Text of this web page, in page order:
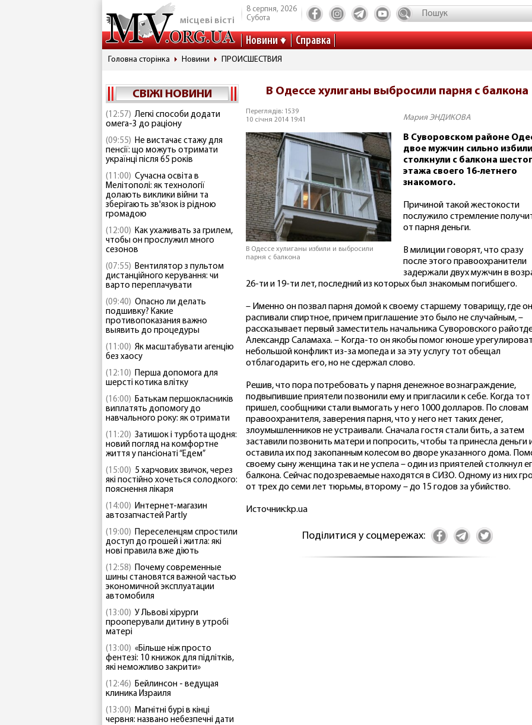
місцеві вісті
8 серпня, 2026
Субота
Новини Справка
Головна сторінка Новини ПРОИСШЕСТВИЯ
СВІЖІ НОВИНИ
(12:57) Легкі способи додати
омега-3 до раціону
(09:55) Не вистачає стажу для
пенсії: що можуть отримати
українці після 65 років
(11:00) Сучасна освіта в
Мелітополі: як технології
долають виклики війни та
зберігають зв'язок із рідною
громадою
(12:00) Как ухаживать за грилем,
чтобы он прослужил много
сезонов
(07:55) Вентилятор з пультом
дистанційного керування: чи
варто переплачувати
(09:40) Опасно ли делать
подшивку? Какие
противопоказания важно
выявить до процедуры
(11:00) Як масштабувати агенцію
без хаосу
(12:10) Перша допомога для
шерсті котика влітку
(16:00) Батькам першокласників
виплатять допомогу до
навчального року: як отримати
(11:20) Затишок і турбота щодня:
новий погляд на комфортне
життя у пансіонаті “Едем”
(15:00) 5 харчових звичок, через
які постійно хочеться солодкого:
пояснення лікаря
(14:00) Интернет-магазин
автозапчастей Partly
(19:00) Переселенцям спростили
доступ до грошей і житла: які
нові правила вже діють
(12:58) Почему современные
шины становятся важной частью
экономичной эксплуатации
автомобиля
(13:00) У Львові хірурги
прооперували дитину в утробі
матері
(13:00) «Більше ніж просто
фентезі: 10 книжок для підлітків,
які неможливо закрити»
(12:46) Бейлинсон - ведущая
клиника Израиля
(13:00) Магнітні бурі в кінці
червня: названо небезпечні дати
В Одессе хулиганы выбросили парня с балкона
Переглядів: 1539
10 січня 2014 19:41
Мария ЭНДИКОВА
В Одессе хулиганы избили и выбросили
парня с балкона
В Суворовском районе
двое мужчин сильно
столкнули с балкона
этажа своего 16-летнего
знакомого.
Причиной такой жестокости
послужило стремление
от парня деньги.
В милиции говорят, что сразу
после этого правоохранители
задержали двух мужчин в
26-ти и 19-ти лет, последний из которых был знакомым погибшего.
– Именно он позвал парня домой к своему старшему товарищу, где
распивали спиртное, причем приглашение это было не случайным, –
рассказывает первый заместитель начальника Суворовского
Александр Саламаха. – Когда-то он якобы помог юноше
небольшой конфликт из-за мопеда и за эту услугу тот обещал
отблагодарить его, но не сдержал слово.
Решив, что пора потребовать у парня денежное вознаграждение,
подвыпившие приятели позвонили ему и пригласили к себе. Когда тот
пришел, сообщники стали вымогать у него 1000 долларов. По словам
правоохранителя, заверения парня, что у него нет таких денег,
злоумышленников не устраивали. Сначала гостя стали бить, а затем
заставили позвонить матери и попросить, чтобы та принесла деньги
оставила их под закопанным колесом во дворе указанного дома.
своему сыну женщина так и не успела – один из приятелей столкнул
балкона. Сейчас подозреваемые находятся в СИЗО. Одному из них
от трех до семи лет тюрьмы, второму – до 15 годов за убийство.
Источник:kp.ua
Поділитися у соцмережах: